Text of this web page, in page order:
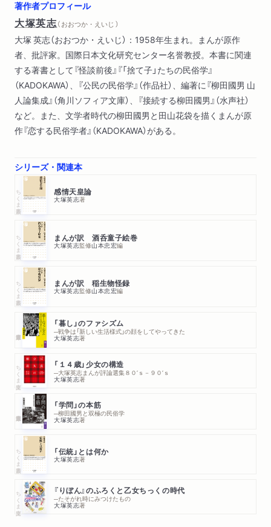
著作者プロフィール
大塚英志（ おおつか・えいじ ）
大塚 英志（おおつか・えいじ）：1958年生まれ。まんが原作
者、批評家。国際日本文化研究センター名誉教授。本書に関連
する著書として『怪談前後』『「捨て子」たちの民俗学』
（KADOKAWA）、『公民の民俗学』（作品社）、編著に『柳田國男 山
人論集成』（角川ソフィア文庫）、『接続する柳田國男』（水声社）
など。また、文学者時代の柳田國男と田山花袋を描くまんが原
作『恋する民俗学者』（KADOKAWA）がある。
シリーズ・関連本
ちくま新書 感情天皇論
大塚英志著
ちくま新書 まんが訳 酒呑童子絵巻
大塚英志監修山本忠宏編
ちくま新書 まんが訳 稲生物怪録
大塚英志監修山本忠宏編
「暮し」のファシズム
─戦争は「新しい生活様式」の顔をしてやってきた
大塚英志著
ちくま文庫 「１４歳」少女の構造
─大塚英志まんが評論選集８０’ｓ－９０’ｓ
大塚英志著
「学問」の本筋
─柳田國男と双極の民俗学
大塚英志著
ちくま新書 「伝統」とは何か
大塚英志著
ちくま文庫 『りぼん』のふろくと乙女ちっくの時代
─たそがれ時にみつけたもの
大塚英志著